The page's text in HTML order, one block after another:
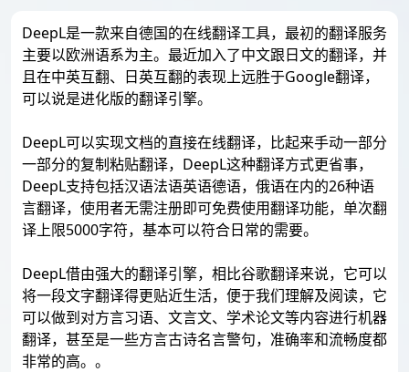
DeepL是一款来自德国的在线翻译工具，最初的翻译服务
主要以欧洲语系为主。最近加入了中文跟日文的翻译，并
且在中英互翻、日英互翻的表现上远胜于Google翻译，
可以说是进化版的翻译引擎。
DeepL可以实现文档的直接在线翻译，比起来手动一部分
一部分的复制粘贴翻译，DeepL这种翻译方式更省事，
DeepL支持包括汉语法语英语德语，俄语在内的26种语
言翻译，使用者无需注册即可免费使用翻译功能，单次翻
译上限5000字符，基本可以符合日常的需要。
DeepL借由强大的翻译引擎，相比谷歌翻译来说，它可以
将一段文字翻译得更贴近生活，便于我们理解及阅读，它
可以做到对方言习语、文言文、学术论文等内容进行机器
翻译，甚至是一些方言古诗名言警句，准确率和流畅度都
非常的高。。